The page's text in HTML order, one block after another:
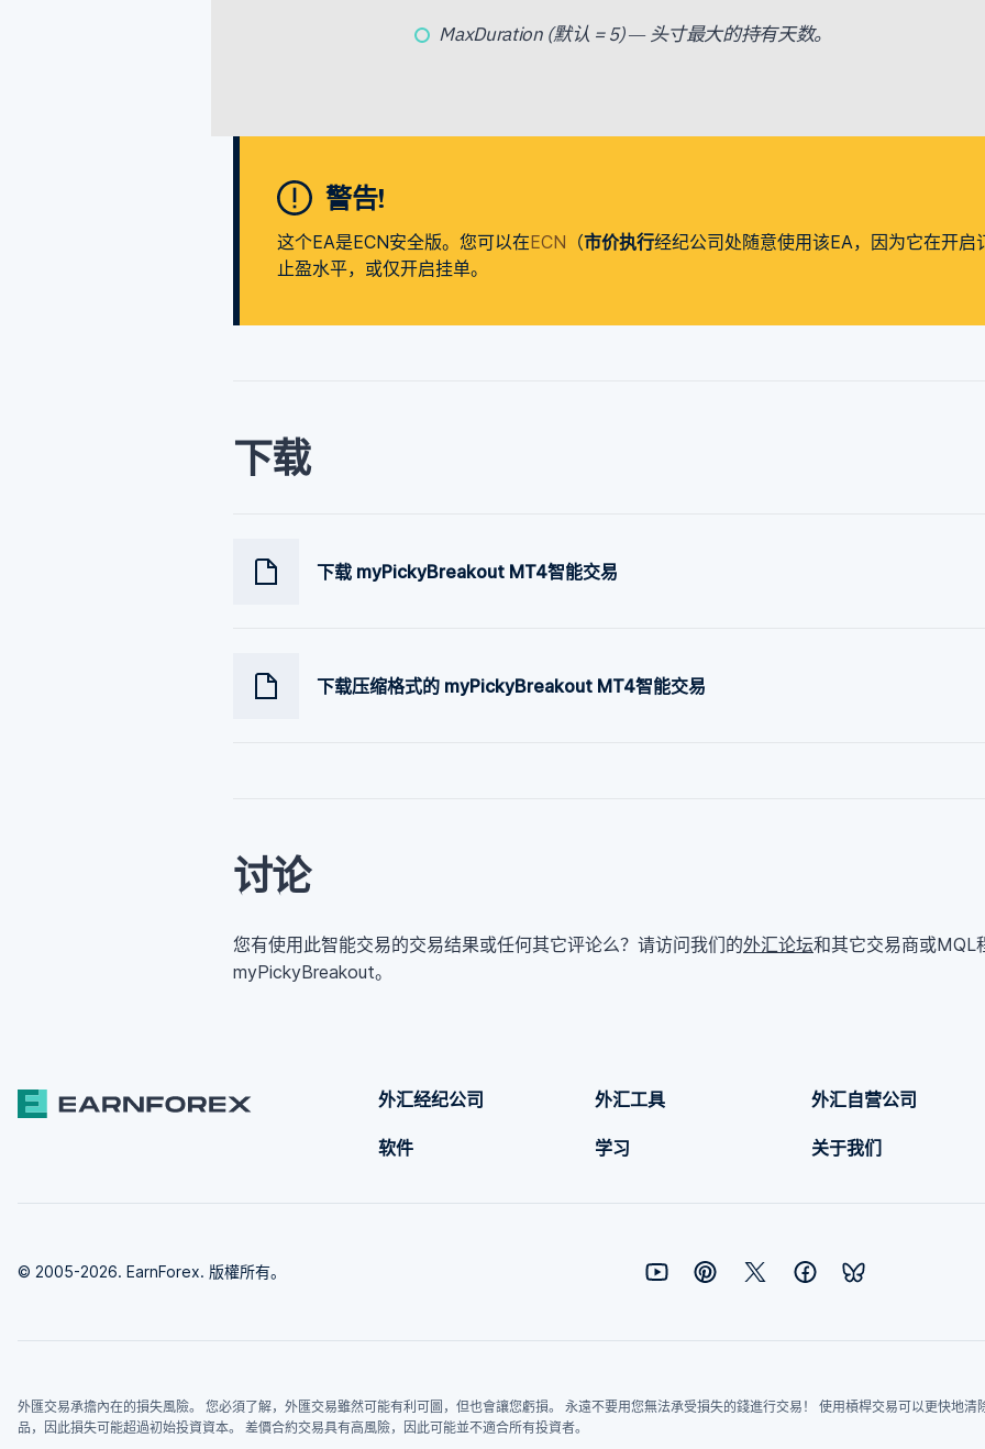
MaxDuration (默认 = 5) — 头寸最大的持有天数。
警告!
这个EA是ECN安全版。您可以在ECN （市价执行经纪公司处随意使用该EA，因为它在开启
止盈水平，或仅开启挂单。
下载
下载 myPickyBreakout MT4智能交易
下载压缩格式的 myPickyBreakout MT4智能交易
讨论
您有使用此智能交易的交易结果或任何其它评论么？请访问我们的外汇论坛和其它交易商或MQL
myPickyBreakout。
外汇经纪公司 外汇工具 外汇自营公司
软件 学习 关于我们
© 2005-2026. EarnForex. 版權所有。
外匯交易承擔內在的損失風險。 您必須了解，外匯交易雖然可能有利可圖，但也會讓您虧損。 永遠不要用您無法承受損失的錢進行交易！ 使用槓桿交易可以更快地清
品，因此損失可能超過初始投資資本。 差價合約交易具有高風險，因此可能並不適合所有投資者。